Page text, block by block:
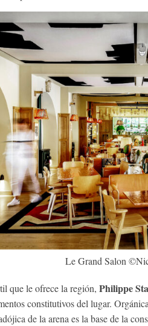
Le Grand Salon
que le ofrece la región, Philippe
constitutivos del lugar.
de la arena es la base de la